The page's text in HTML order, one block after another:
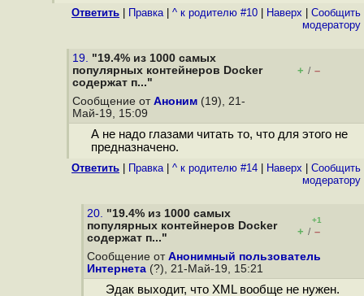
Ответить Правка| ^ к родителю #10 Наверх
Cообщить
модератору
19. "19.4% из 1000 самых
популярных контейнеров Docker
содержат п..."
+ / –
Сообщение от Аноним (19), 21-
Май-19, 15:09
А не надо глазами читать то, что для этого не
предназначено.
Ответить Правка| ^ к родителю #14 Наверх
Cообщить
модератору
20. "19.4% из 1000 самых
популярных контейнеров Docker
содержат п..."
+1
+ / –
Сообщение от Анонимный пользователь
Интернета (?), 21-Май-19, 15:21
Эдак выходит, что XML вообще не нужен.